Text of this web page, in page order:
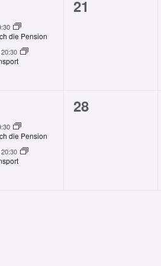
die Pension
20:30
0
21
die Pension
20:30
0
28